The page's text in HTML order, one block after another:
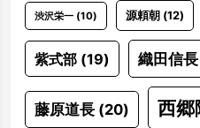
渋沢栄一(10) 源頼朝(12)
紫式部(19) 織田信長
藤原道長(20) 西郷